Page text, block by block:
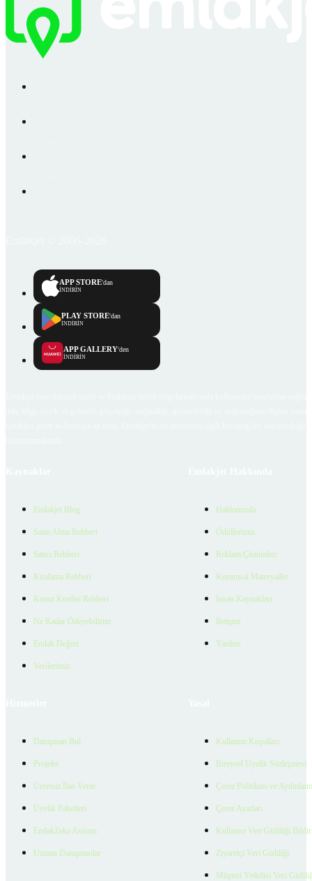
APP STORE'dan
İNDİRİN
PLAY STORE'dan
İNDİRİN
APP GALLERY'den
İNDİRİN
Emlakjet Blog
Satın Alma Rehberi
Satıcı Rehberi
Kiralama Rehberi
Konut Kredisi Rehberi
Ne Kadar Ödeyebilirim
Emlak Değeri
Verilerimiz
Hakkımızda
Ödüllerimiz
Reklam Çözümleri
Kurumsal Materyaller
İnsan Kaynakları
İletişim
Yardım
Danışman Bul
Projeler
Ücretsiz İlan Verin
Üyelik Paketleri
EmlakZeka Asistan
Uzman Danışmanlar
Kullanım Koşulları
Bireysel Üyelik Sözleşmesi
Çerez Politikası ve
Çerez Ayarları
Kullanıcı Veri Gizliliği
Ziyaretçi Veri Gizliliği
Müşteri Yetkilisi Veri